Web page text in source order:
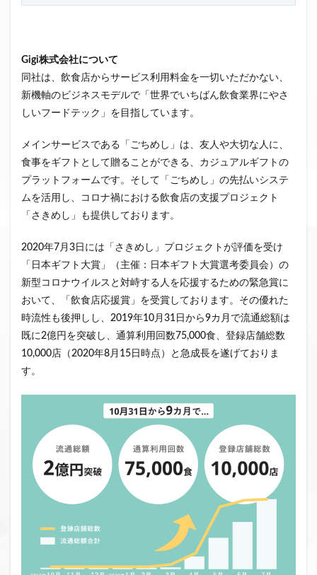
Gigi株式会社について
同社は、飲食店からサービス利用料金を一切いただかない、
新機軸のビジネスモデルで「世界でいちばん飲食業界にやさ
しいフードテック」を目指しています。
メインサービスである「ごちめし」は、友人や大切な人に、
食事をギフトとして贈ることができる、カジュアルギフトの
プラットフォームです。そして「ごちめし」の先払いシステ
ムを活用し、コロナ禍における飲食店の支援プロジェクト
「さきめし」も提供しております。
2020年7月3日には「さきめし」プロジェクトが評価を受け
「日本ギフト大賞」（主催：日本ギフト大賞選考委員会）の
新型コロナウイルスと対峙する人を応援するための緊急賞に
おいて、「飲食店応援賞」を受賞しております。その優れた
時流性も後押しし、2019年10月31日から9カ月で流通総額は
既に2億円を突破し、通算利用回数75,000食、登録店舗総数
10,000店（2020年8月15日時点）と急成長を遂げておりま
す。